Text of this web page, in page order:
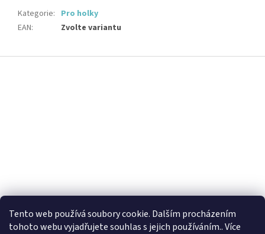
Tento web používá soubory cookie. Dalším procházením
tohoto webu vyjadřujete souhlas s jejich používáním.. Více
Kategorie: Pro holky
EAN: Zvolte variantu